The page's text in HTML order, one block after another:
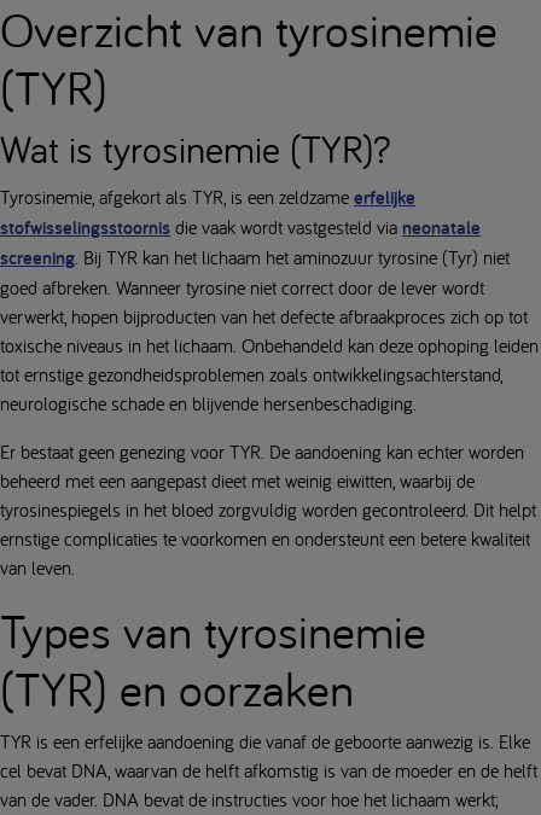
Overzicht van tyrosinemie
(TYR)
Wat is tyrosinemie (TYR)?
Tyrosinemie, afgekort als TYR, is een zeldzame erfelijke
stofwisselingsstoornis die vaak wordt vastgesteld via neonatale
screening. Bij TYR kan het lichaam het aminozuur tyrosine (Tyr) niet
goed afbreken. Wanneer tyrosine niet correct door de lever wordt
verwerkt, hopen bijproducten van het defecte afbraakproces zich op tot
toxische niveaus in het lichaam. Onbehandeld kan deze ophoping leiden
tot ernstige gezondheidsproblemen zoals ontwikkelingsachterstand,
neurologische schade en blijvende hersenbeschadiging.
Er bestaat geen genezing voor TYR. De aandoening kan echter worden
beheerd met een aangepast dieet met weinig eiwitten, waarbij de
tyrosinespiegels in het bloed zorgvuldig worden gecontroleerd. Dit helpt
ernstige complicaties te voorkomen en ondersteunt een betere kwaliteit
van leven.
Types van tyrosinemie
(TYR) en oorzaken
TYR is een erfelijke aandoening die vanaf de geboorte aanwezig is. Elke
cel bevat DNA, waarvan de helft afkomstig is van de moeder en de helft
van de vader. DNA bevat de instructies voor hoe het lichaam werkt;